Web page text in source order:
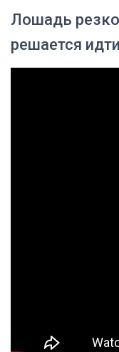
Лошадь резко
решается